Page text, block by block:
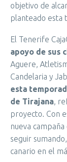
objetivo de
planteado esta
El Tenerife
apoyo de sus
Aguere,
Candelaria y
esta
de Tirajana,
proyecto. Con
nueva
seguir
canario en el